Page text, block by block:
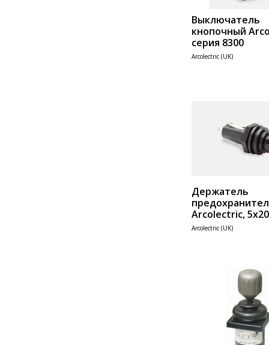
Выключатель
кнопочный
серия 8300
Arcolectric (UK)
Держатель
Arcolectric,
Arcolectric (UK)